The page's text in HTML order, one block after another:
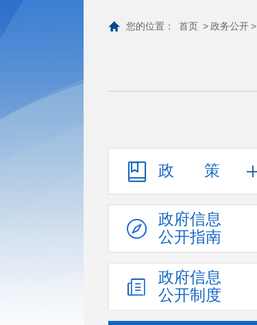
您的位置： 首页 >政务公开>
政策
政府信息
公开指南
政府信息
公开制度